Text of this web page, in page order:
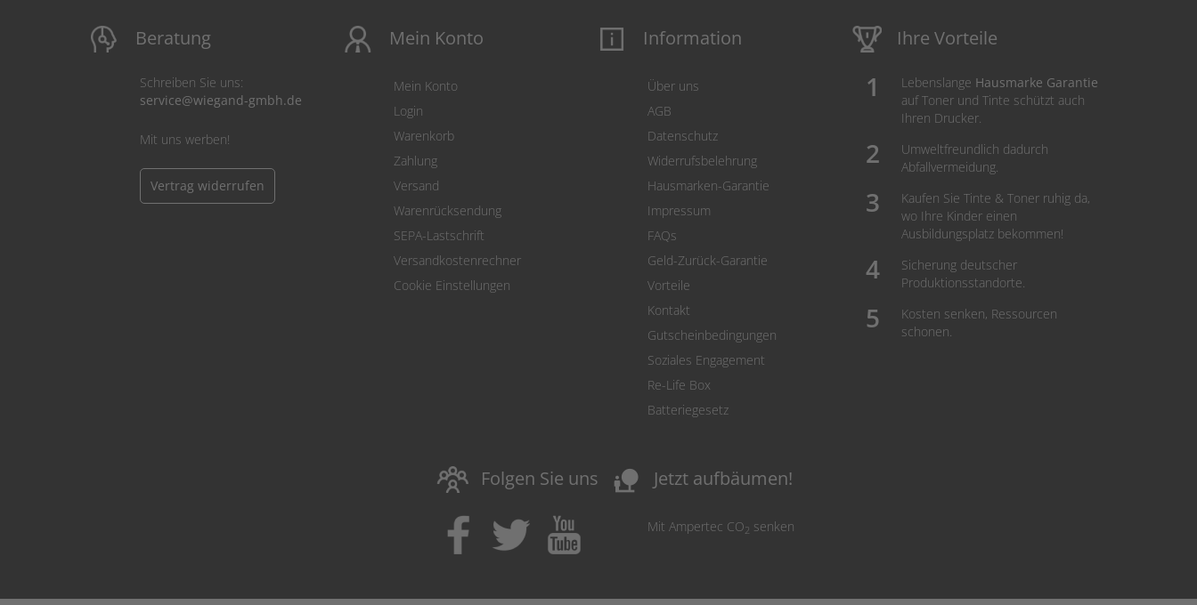
Beratung
Schreiben Sie uns:
service@wiegand-gmbh.de
Mit uns werben!
Vertrag widerrufen
Mein Konto
Mein Konto
Login
Warenkorb
Zahlung
Versand
Warenrücksendung
SEPA-Lastschrift
Versandkostenrechner
Cookie Einstellungen
Information
Über uns
AGB
Datenschutz
Widerrufsbelehrung
Hausmarken-Garantie
Impressum
FAQs
Geld-Zurück-Garantie
Vorteile
Kontakt
Gutscheinbedingungen
Soziales Engagement
Re-Life Box
Batteriegesetz
Ihre Vorteile
Lebenslange Hausmarke Garantie
auf Toner und Tinte schützt auch
Ihren Drucker.
Umweltfreundlich dadurch
Abfallvermeidung.
Kaufen Sie Tinte & Toner ruhig da,
wo Ihre Kinder einen
Ausbildungsplatz bekommen!
Sicherung deutscher
Produktionsstandorte.
Kosten senken, Ressourcen
schonen.
Folgen Sie uns nature_people Jetzt aufbäumen!
Mit Ampertec CO2 senken